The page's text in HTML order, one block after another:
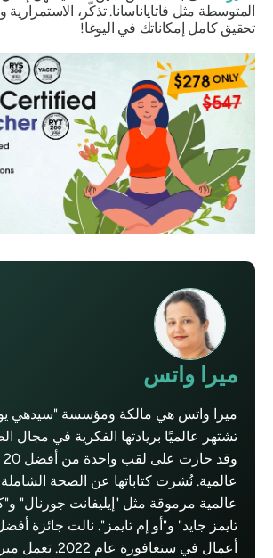
المتوسطة مثل فاتاياناسانا. تذكّر، الاستمرارية
تحقيق كامل إمكاناتك في اليوغا!
ميرا واتس
ميرا واتس هي مالكة ومؤسسة "سيدهي يوغا
تشتهر عالميًا بريادتها الفكرية في مجال
وقد
عالمية. نُشرت كتاباتها عن الصحة
عالمية مرموقة مثل "إيليفانت جورنال"
أعمال في سنغافورة عام